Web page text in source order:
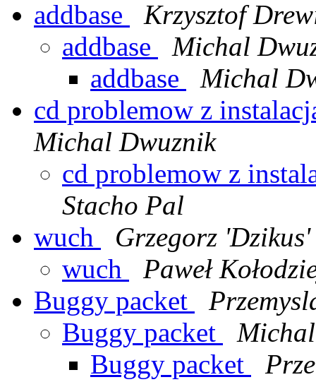
addbase
Krzysztof
addbase
Michal
addbase
Michal
cd problemow z
Michal Dwuznik
cd problemow z
Stacho Pal
wuch
Grzegorz
wuch
Paweł
Buggy packet
Buggy packet
Buggy packet